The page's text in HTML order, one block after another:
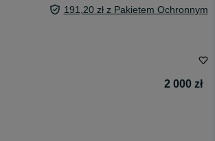
191,20 zł z Pakietem Ochronnym
2 000 zł